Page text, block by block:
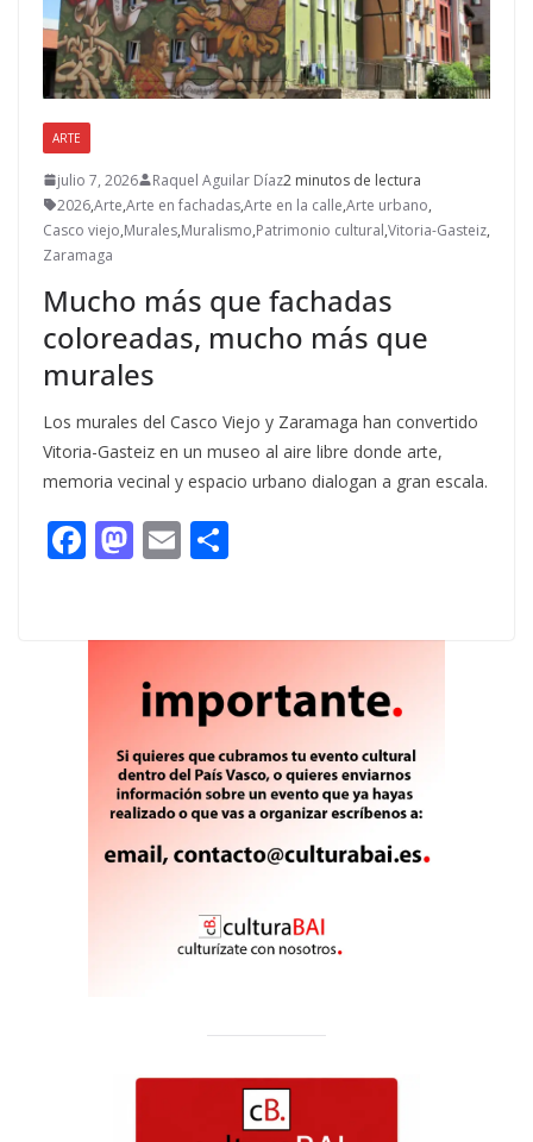
ARTE
julio 7, 2026 Raquel Aguilar Díaz2 minutos de lectura
2026,Arte,Arte en fachadas,Arte en la calle,Arte urbano,
Casco viejo,Murales,Muralismo,Patrimonio cultural,Vitoria-Gasteiz,
Zaramaga
Mucho más que fachadas
coloreadas, mucho más que
murales
Los murales del Casco Viejo y Zaramaga han convertido
Vitoria-Gasteiz en un museo al aire libre donde arte,
memoria vecinal y espacio urbano dialogan a gran escala.
F
b
M
d
o
n
E
l p
ar
ti
r